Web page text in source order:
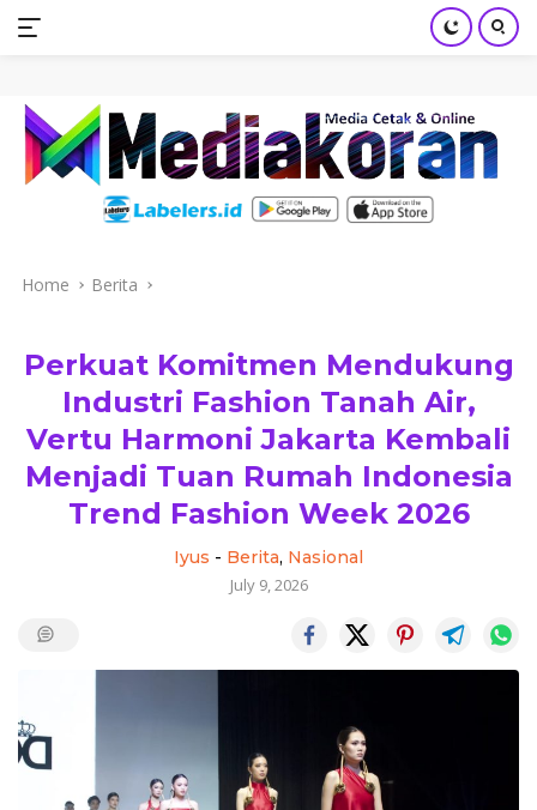
Skip
content
Home Berita
Perkuat Komitmen Mendukung
Industri Fashion Tanah Air,
Vertu Harmoni Jakarta Kembali
Menjadi Tuan Rumah Indonesia
Trend Fashion Week 2026
Iyus - Berita, Nasional
July 9, 2026